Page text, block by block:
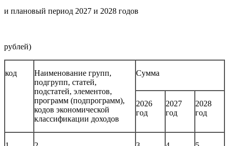
и плановый период 2027 и 2028 годов
рублей)
код
Наименование групп,
подгрупп, статей,
подстатей, элементов,
программ (подпрограмм),
кодов экономической
классификации доходов
Сумма
2026
год
2027
год
2028
год